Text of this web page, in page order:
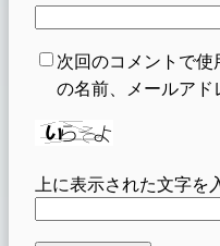
次回のコメントで
の名前、メールアド
上に表示された文字を